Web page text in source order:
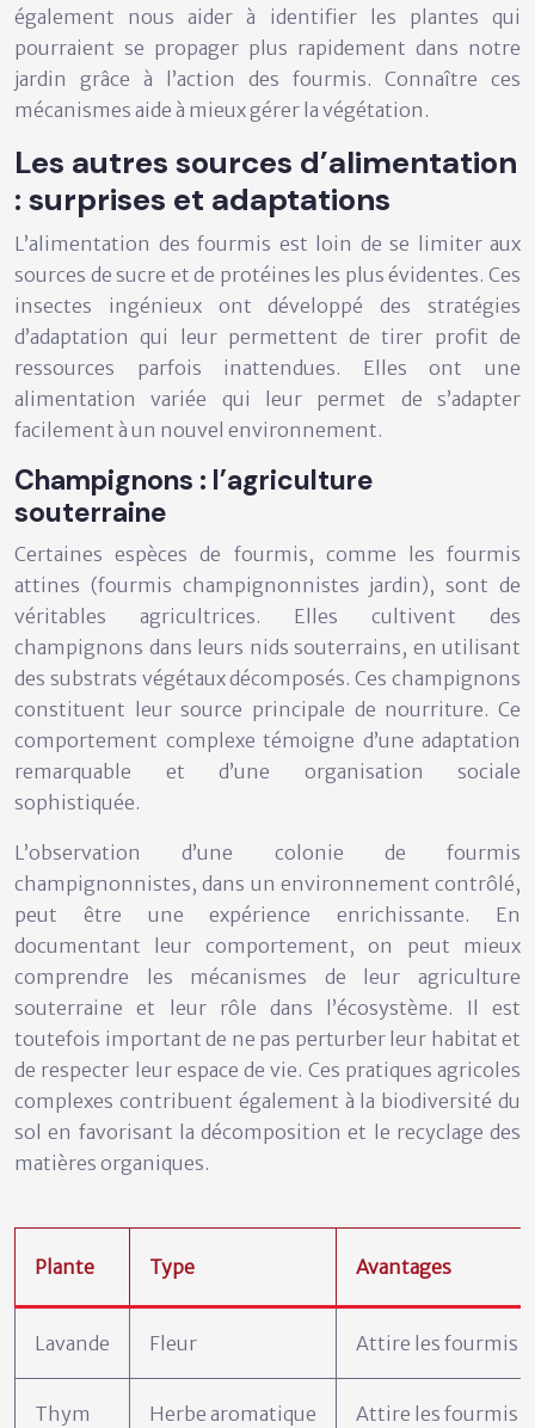
également nous aider à identifier les plantes qui
pourraient se propager plus rapidement dans notre
jardin grâce à l’action des fourmis. Connaître ces
mécanismes aide à mieux gérer la végétation.
Les autres sources d’alimentation
: surprises et adaptations
L’alimentation des fourmis est loin de se limiter aux
sources de sucre et de protéines les plus évidentes. Ces
insectes ingénieux ont développé des stratégies
d’adaptation qui leur permettent de tirer profit de
ressources parfois inattendues. Elles ont une
alimentation variée qui leur permet de s’adapter
facilement à un nouvel environnement.
Champignons : l’agriculture
souterraine
Certaines espèces de fourmis, comme les fourmis
attines (fourmis champignonnistes jardin), sont de
véritables agricultrices. Elles cultivent des
champignons dans leurs nids souterrains, en utilisant
des substrats végétaux décomposés. Ces champignons
constituent leur source principale de nourriture. Ce
comportement complexe témoigne d’une adaptation
remarquable et d’une organisation sociale
sophistiquée.
L’observation d’une colonie de fourmis
champignonnistes, dans un environnement contrôlé,
peut être une expérience enrichissante. En
documentant leur comportement, on peut mieux
comprendre les mécanismes de leur agriculture
souterraine et leur rôle dans l’écosystème. Il est
toutefois important de ne pas perturber leur habitat et
de respecter leur espace de vie. Ces pratiques agricoles
complexes contribuent également à la biodiversité du
sol en favorisant la décomposition et le recyclage des
matières organiques.
Plante Type Avantages
Lavande Fleur Attire les fourmis,
Thym Herbe aromatique Attire les fourmis,